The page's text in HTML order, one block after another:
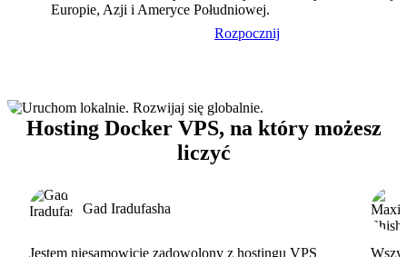
Europie, Azji i Ameryce Południowej.
Rozpocznij
Hosting Docker VPS, na który możesz
liczyć
Gad Iradufasha
Jestem niesamowicie zadowolony z hostingu VPS